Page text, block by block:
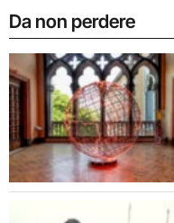
Da non perdere